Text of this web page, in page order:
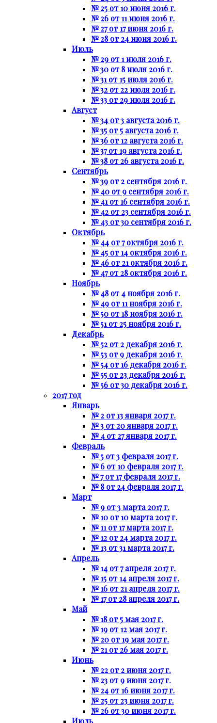
№ 25 от 10 июня 2016 г.
№ 26 от 11 июня 2016 г.
№ 27 от 17 июня 2016 г.
№ 28 от 24 июня 2016 г.
Июль
№ 29 от 1 июля 2016 г.
№ 30 от 8 июля 2016 г.
№ 31 от 15 июля 2016 г.
№ 32 от 22 июля 2016 г.
№ 33 от 29 июля 2016 г.
Август
№ 34 от 3 августа 2016 г.
№ 35 от 5 августа 2016 г.
№ 36 от 12 августа 2016 г.
№ 37 от 19 августа 2016 г.
№ 38 от 26 августа 2016 г.
Сентябрь
№ 39 от 2 сентября 2016 г.
№ 40 от 9 сентября 2016 г.
№ 41 от 16 сентября 2016 г.
№ 42 от 23 сентября 2016 г.
№ 43 от 30 сентября 2016 г.
Октябрь
№ 44 от 7 октября 2016 г.
№ 45 от 14 октября 2016 г.
№ 46 от 21 октября 2016 г.
№ 47 от 28 октября 2016 г.
Ноябрь
№ 48 от 4 ноября 2016 г.
№ 49 от 11 ноября 2016 г.
№ 50 от 18 ноября 2016 г.
№ 51 от 25 ноября 2016 г.
Декабрь
№ 52 от 2 декабря 2016 г.
№ 53 от 9 декабря 2016 г.
№ 54 от 16 декабря 2016 г.
№ 55 от 23 декабря 2016 г.
№ 56 от 30 декабря 2016 г.
2017 год
Январь
№ 2 от 13 января 2017 г.
№ 3 от 20 января 2017 г.
№ 4 от 27 января 2017 г.
Февраль
№ 5 от 3 февраля 2017 г.
№ 6 от 10 февраля 2017 г.
№ 7 от 17 февраля 2017 г.
№ 8 от 24 февраля 2017 г.
Март
№ 9 от 3 марта 2017 г.
№ 10 от 10 марта 2017 г.
№ 11 от 17 марта 2017 г.
№ 12 от 24 марта 2017 г.
№ 13 от 31 марта 2017 г.
Апрель
№ 14 от 7 апреля 2017 г.
№ 15 от 14 апреля 2017 г.
№ 16 от 21 апреля 2017 г.
№ 17 от 28 апреля 2017 г.
Май
№ 18 от 5 мая 2017 г.
№ 19 от 12 мая 2017 г.
№ 20 от 19 мая 2017 г.
№ 21 от 26 мая 2017 г.
Июнь
№ 22 от 2 июня 2017 г.
№ 23 от 9 июня 2017 г.
№ 24 от 16 июня 2017 г.
№ 25 от 23 июня 2017 г.
№ 26 от 30 июня 2017 г.
Июль